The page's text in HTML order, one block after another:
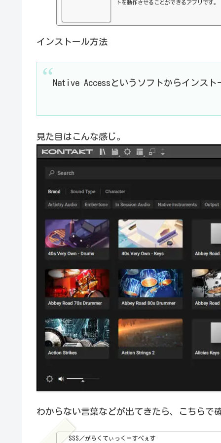
トを動作させることができるアプリです。
インストール方法
Native Accessというソフトからインスト
見た目はこんな感じ。
わからない言葉などが出てきたら、こちらで
SSS／がらくてぃっく＝すぺぇす